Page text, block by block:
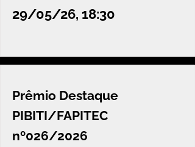
29/05/26, 18:30
Prêmio Destaque
PIBITI/FAPITEC
nº026/2026